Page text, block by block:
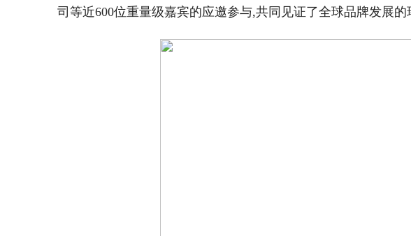
司等近600位重量级嘉宾的应邀参与,共同见证了全球品牌发展的